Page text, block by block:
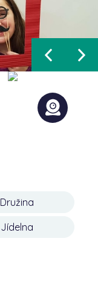
Družina
Jídelna